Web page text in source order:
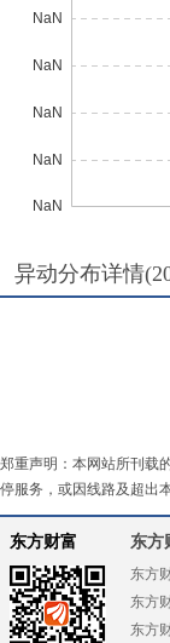
异动分布详情(
郑重声明：本网站所刊载
停服务，或因线路及超出
东方财富 东方
东方
东方
东方